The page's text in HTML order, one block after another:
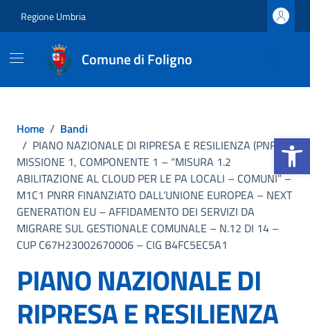
Apri la
Regione Umbria
Comune di Foligno
Home / Bandi
/ PIANO NAZIONALE DI RIPRESA E RESILIENZA (PNRR),
MISSIONE 1, COMPONENTE 1 – “MISURA 1.2
ABILITAZIONE AL CLOUD PER LE PA LOCALI – COMUNI” –
M1C1 PNRR FINANZIATO DALL’UNIONE EUROPEA – NEXT
GENERATION EU – AFFIDAMENTO DEI SERVIZI DA
MIGRARE SUL GESTIONALE COMUNALE – N.12 DI 14 –
CUP C67H23002670006 – CIG B4FC5EC5A1
PIANO NAZIONALE DI
RIPRESA E RESILIENZA